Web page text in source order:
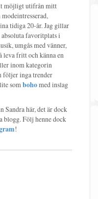
möjligt utifrån mitt
tidiga 20-år. Jag gillar
absoluta favoritplats i
umgås med vänner,
leva fritt och känna en
inom kategorin
följer inga trender
som bohomed inslag
Sandra här, det är dock
blogg. Följ henne dock
!